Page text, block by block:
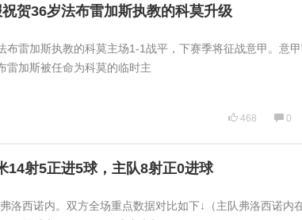
贺36岁法布雷加斯执教的科莫升级
布雷加斯执教的科莫主场1-1战平，下赛季将征战意甲。意
雷加斯被任命为科莫的临时主
468 0
14射5正进5球，主队8射正0进球
洛西诺内。双方全场重点数据对比如下↓（主队弗洛西诺内